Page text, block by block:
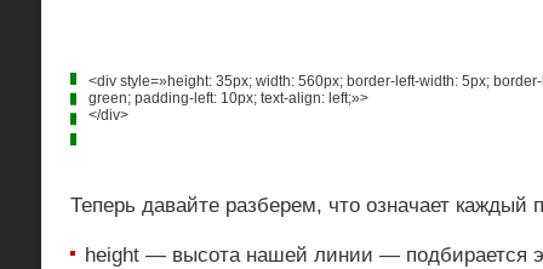
<div style=»height: 35px; width: 560px; border-left-width: 5px;
green; padding-left: 10px; text-align: left;»>
</div>
Теперь давайте разберем, что означает каждый
height — высота нашей линии — подбирается